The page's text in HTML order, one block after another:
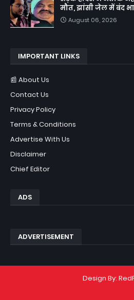
मौत, झांसी जेल में बंद
August 06, 2026
IMPORTANT LINKS
📰 About Us
Contact Us
Privacy Policy
Terms & Conditions
Advertise With Us
Disclaimer
Chief Editor
ADS
ADVERTISEMENT
Design By: